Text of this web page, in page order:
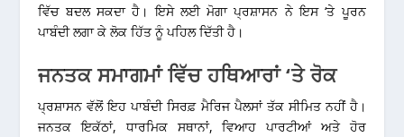
ਵਿੱਚ ਬਦਲ ਸਕਦਾ ਹੈ। ਇਸੇ ਲਈ ਮੋਗਾ ਪ੍ਰਸ਼ਾਸਨ ਨੇ ਇਸ ‘ਤੇ ਪੂਰਨ
ਪਾਬੰਦੀ ਲਗਾ ਕੇ ਲੋਕ ਹਿੱਤ ਨੂੰ ਪਹਿਲ ਦਿੱਤੀ ਹੈ।
ਜਨਤਕ ਸਮਾਗਮਾਂ ਵਿੱਚ ਹਥਿਆਰਾਂ ‘ਤੇ ਰੋਕ
ਪ੍ਰਸ਼ਾਸਨ ਵੱਲੋਂ ਇਹ ਪਾਬੰਦੀ ਸਿਰਫ਼ ਮੈਰਿਜ ਪੈਲਸਾਂ ਤੱਕ ਸੀਮਿਤ ਨਹੀਂ ਹੈ।
ਜਨਤਕ ਇਕੱਠਾਂ, ਧਾਰਮਿਕ ਸਥਾਨਾਂ, ਵਿਆਹ ਪਾਰਟੀਆਂ ਅਤੇ ਹੋਰ